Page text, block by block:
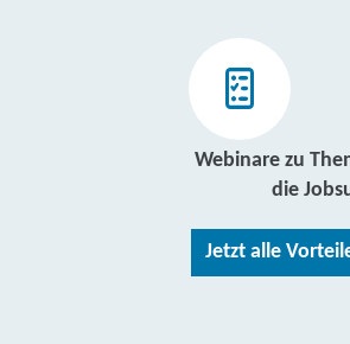
Webinare zu
die
Jetzt alle